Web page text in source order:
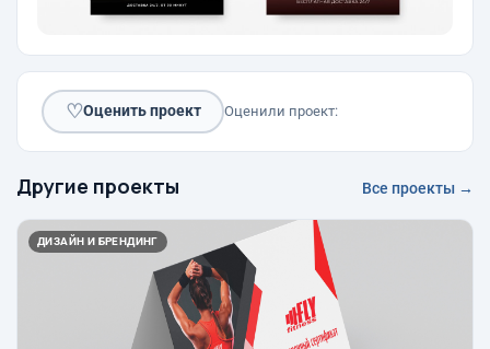
♡Оценить проект Оценили проект:
Другие проекты Все проекты →
ДИЗАЙН И БРЕНДИНГ